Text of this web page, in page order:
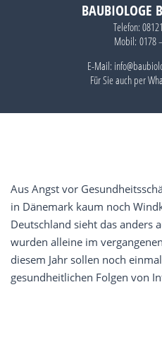
BAUBIOLOGE
Telefon:
Mobil: 0178
E-Mail:
Für Sie auch per
Aus Angst vor
in Dänemark kaum noch
Deutschland sieht das anders
wurden alleine im
diesem Jahr sollen noch
gesundheitlichen Folgen von